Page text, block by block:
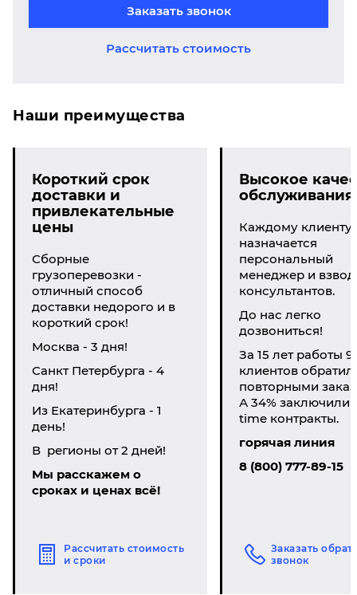
Заказать звонок
Рассчитать стоимость
Наши преимущества
Короткий срок
доставки и
привлекательные
цены
Сборные
грузоперевозки -
отличный способ
доставки недорого и в
короткий срок!
Москва - 3 дня!
Санкт Петербурга - 4
дня!
Из Екатеринбурга - 1
день!
В регионы от 2 дней!
Мы расскажем о
сроках и ценах всё!
Рассчитать стоимость
и сроки
Высокое
обслуживания
Каждому клиенту
назначается
персональный
менеджер и взвод
консультантов.
До нас легко
дозвониться!
За 15 лет работы
клиентов
повторными
А 34% заключили
time контракты.
горячая линия
8 (800) 777-89-15
Заказать
звонок